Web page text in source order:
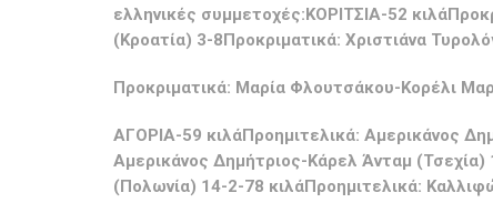
ελληνικές συμμετοχές:ΚΟΡΙΤΣΙΑ-52
(Κροατία) 3-8Προκριματικά: Χριστιάνα
Προκριματικά: Μαρία Φλουτσάκου-Κορέλι
ΑΓΟΡΙΑ-59 κιλάΠροημιτελικά: Αμερικάνος
Αμερικάνος Δημήτριος-Κάρελ Άνταμ
(Πολωνία) 14-2-78 κιλάΠροημιτελικά: